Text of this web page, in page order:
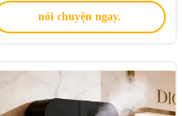
lạnh máy tạo mùi hương
nói chuyện ngay.